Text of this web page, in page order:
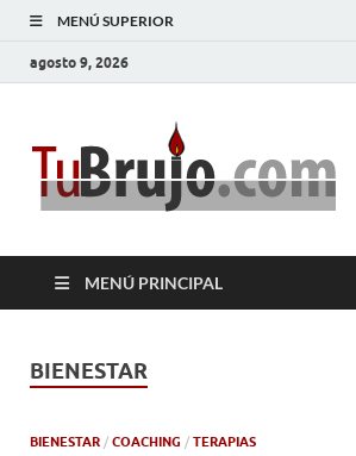
MENÚ SUPERIOR
agosto 9, 2026
MENÚ PRINCIPAL
BIENESTAR
BIENESTAR / COACHING / TERAPIAS